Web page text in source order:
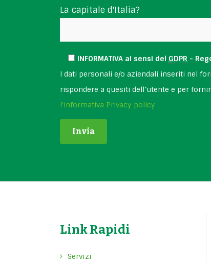
La capitale d'Italia?
INFORMATIVA ai sensi del GDPR -
I dati personali e/o aziendali inseriti nel
rispondere a quesiti dell’utente e per
l'informativa Privacy policy
Link Rapidi
Servizi